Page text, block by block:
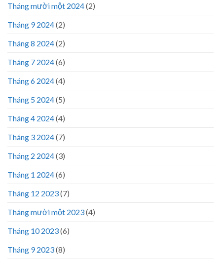
Tháng mười một 2024(2)
Tháng 9 2024(2)
Tháng 8 2024(2)
Tháng 7 2024(6)
Tháng 6 2024(4)
Tháng 5 2024(5)
Tháng 4 2024(4)
Tháng 3 2024(7)
Tháng 2 2024(3)
Tháng 1 2024(6)
Tháng 12 2023(7)
Tháng mười một 2023(4)
Tháng 10 2023(6)
Tháng 9 2023(8)